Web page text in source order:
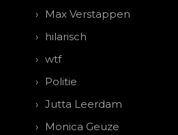
Max Verstappen
hilarisch
wtf
Politie
Jutta Leerdam
Monica Geuze